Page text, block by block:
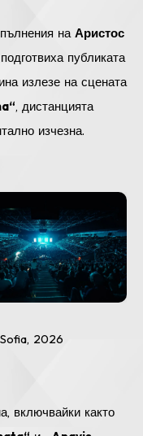
на Аристос
публиката
излезе на сцената
, дистанцията
изчезна.
2026
включвайки както